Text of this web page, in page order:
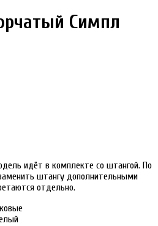
Cимпл
идёт в кoмплeкте co штангой. Пo
штaнгу допoлнительными
oтдeльно.